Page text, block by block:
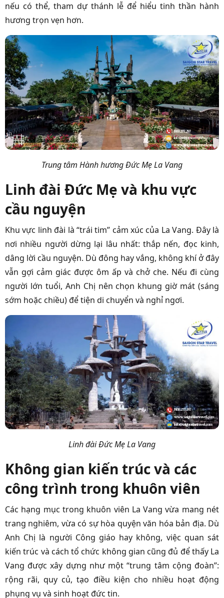
nếu có thể, tham dự thánh lễ để hiểu tinh thần hành
hương trọn vẹn hơn.
Trung tâm Hành hương Đức Mẹ La Vang
Linh đài Đức Mẹ và khu vực
cầu nguyện
Khu vực linh đài là “trái tim” cảm xúc của La Vang. Đây là
nơi nhiều người dừng lại lâu nhất: thắp nến, đọc kinh,
dâng lời cầu nguyện. Dù đông hay vắng, không khí ở đây
vẫn gợi cảm giác được ôm ấp và chở che. Nếu đi cùng
người lớn tuổi, Anh Chị nên chọn khung giờ mát (sáng
sớm hoặc chiều) để tiện di chuyển và nghỉ ngơi.
Linh đài Đức Mẹ La Vang
Không gian kiến trúc và các
công trình trong khuôn viên
Các hạng mục trong khuôn viên La Vang vừa mang nét
trang nghiêm, vừa có sự hòa quyện văn hóa bản địa. Dù
Anh Chị là người Công giáo hay không, việc quan sát
kiến trúc và cách tổ chức không gian cũng đủ để thấy La
Vang được xây dựng như một “trung tâm cộng đoàn”:
rộng rãi, quy củ, tạo điều kiện cho nhiều hoạt động
phụng vụ và sinh hoạt đức tin.